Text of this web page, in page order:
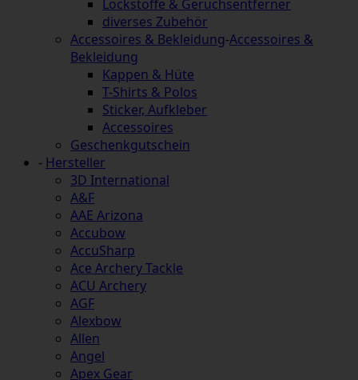
Lockstoffe & Geruchsentferner
diverses Zubehör
Accessoires & Bekleidung-Accessoires &
Bekleidung
Kappen & Hüte
T-Shirts & Polos
Sticker, Aufkleber
Accessoires
Geschenkgutschein
- Hersteller
3D International
A&F
AAE Arizona
Accubow
AccuSharp
Ace Archery Tackle
ACU Archery
AGF
Alexbow
Allen
Angel
Apex Gear